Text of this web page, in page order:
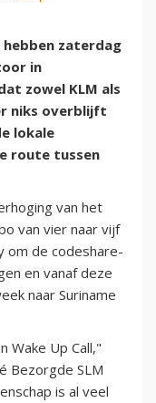
hebben zaterdag
in
zowel KLM als
niks overblijft
lokale
route tussen
van het
van vier naar vijf
om de codeshare-
en vanaf deze
naar Suriname
Wake Up Call,"
Bezorgde SLM
is al veel